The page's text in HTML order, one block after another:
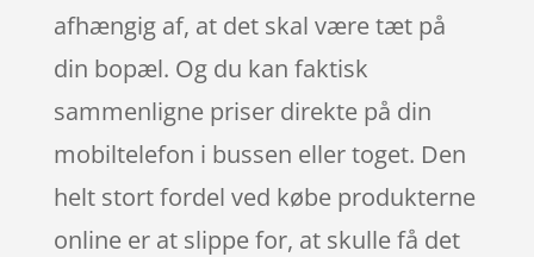
afhængig af, at det skal være tæt på
din bopæl. Og du kan faktisk
sammenligne priser direkte på din
mobiltelefon i bussen eller toget. Den
helt stort fordel ved købe produkterne
online er at slippe for, at skulle få det